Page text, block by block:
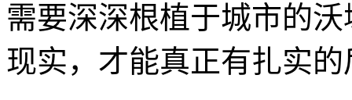
需要深深根植于城市的
现实，才能真正有扎实